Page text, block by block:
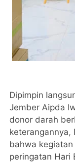
Dipimpin
Jember Aipda
donor darah
keterangannya,
bahwa
peringatan Hari